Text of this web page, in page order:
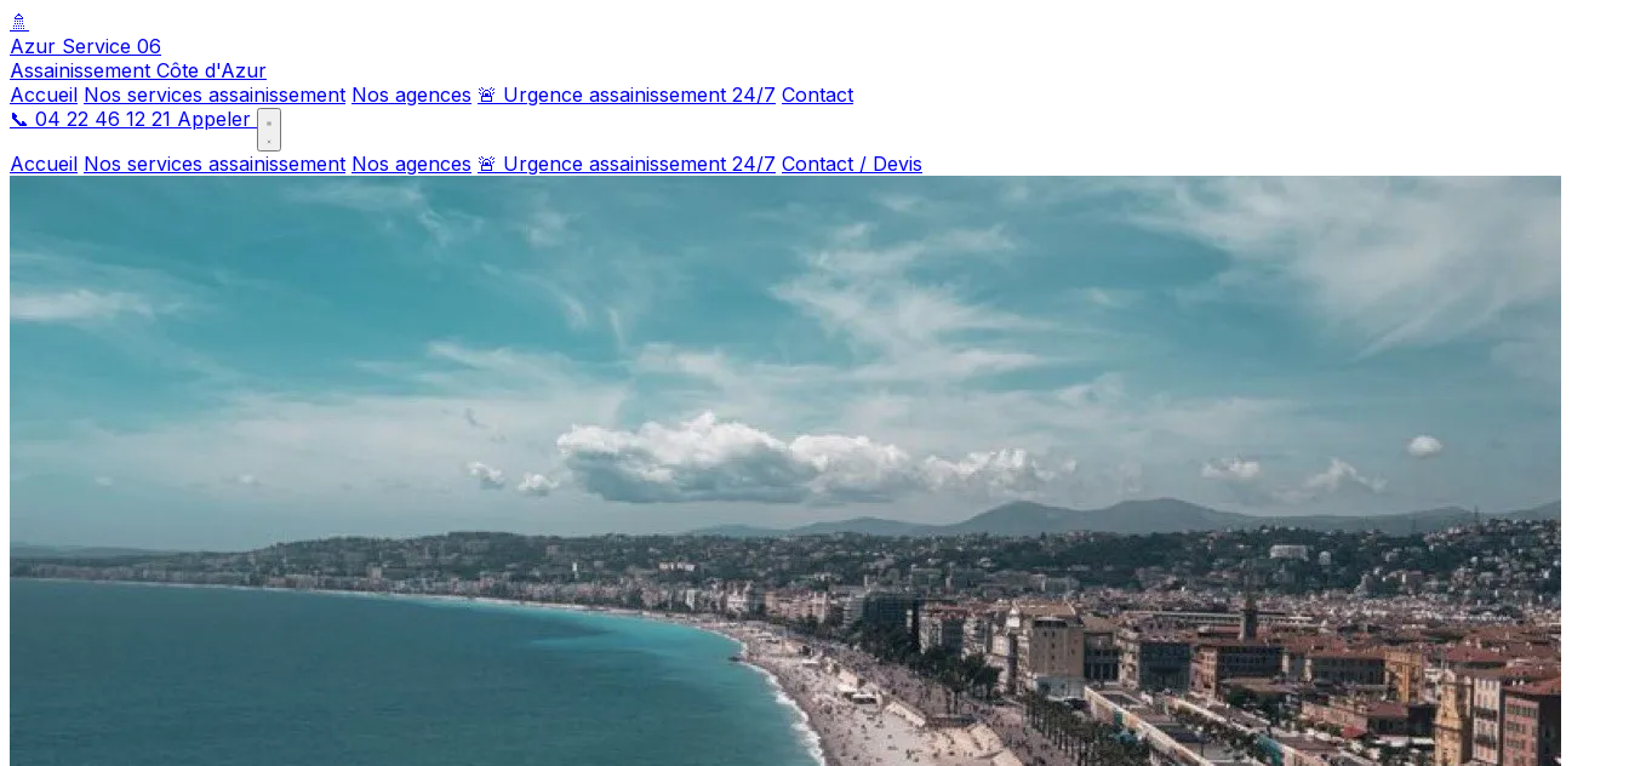
🚿
Azur Service 06
Assainissement Côte d'Azur
Accueil Nos services assainissement Nos agences 🚨 Urgence assainissement 24/7 Contact
📞 04 22 46 12 21 Appeler
Accueil Nos services assainissement Nos agences 🚨 Urgence assainissement 24/7 Contact / Devis